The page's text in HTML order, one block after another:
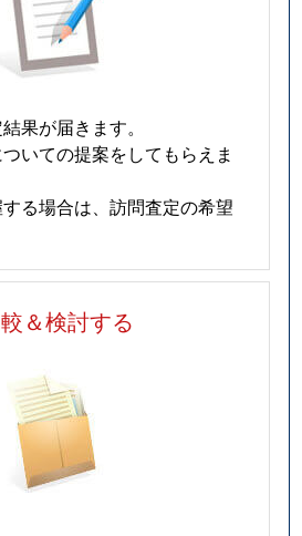
果が届きます。
いての提案をしてもらえま
る場合は、訪問査定の希望
＆検討する